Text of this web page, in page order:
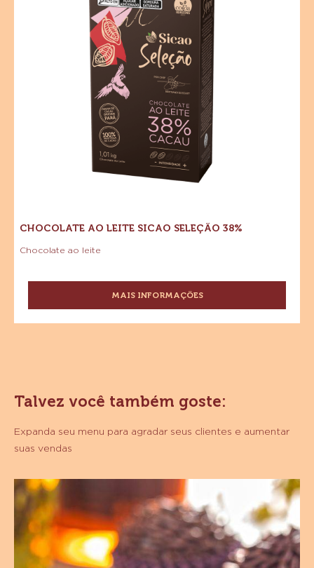
CHOCOLATE AO LEITE SICAO SELEÇÃO 38%
Chocolate ao leite
MAIS INFORMAÇÕES
-
AO
Talvez você também goste:
Expanda seu menu para agradar seus clientes e aumentar
suas vendas
Brigadeiro
Tradicional